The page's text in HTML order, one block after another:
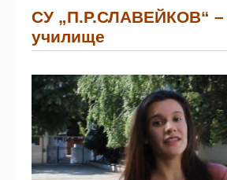
СУ „П.Р.СЛАВЕЙКОВ“ –
училище